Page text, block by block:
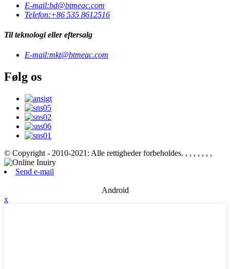
E-mail:bd@btmeac.com
Telefon:+86 535 8612516
Til teknologi eller eftersalg
E-mail:mkt@btmeac.com
Følg os
© Copyright - 2010-2021: Alle rettigheder forbeholdes. , , , , , , ,
Send e-mail
Android
x